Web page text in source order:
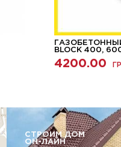
BLOCK 400,
4200.00
СТРОИМ ДОМ
ОН-ЛАЙН